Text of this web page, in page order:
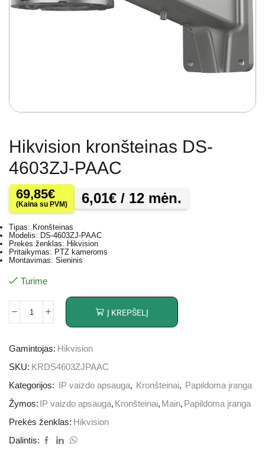
Hikvision kronšteinas DS-
4603ZJ-PAAC
69,85€
(Kaina su PVM) 6,01€ / 12 mėn.
Tipas: Kronšteinas
Modelis: DS-4603ZJ-PAAC
Prekės ženklas: Hikvision
Pritaikymas: PTZ kameroms
Montavimas: Sieninis
Turime
Į KREPŠELĮ
Gamintojas: Hikvision
SKU: KRDS4603ZJPAAC
Kategorijos:
IP vaizdo apsauga, Kronšteinai, Papildoma įranga
Žymos: IP vaizdo apsauga, Kronšteinai, Main, Papildoma įranga
Prekės ženklas: Hikvision
Dalintis: